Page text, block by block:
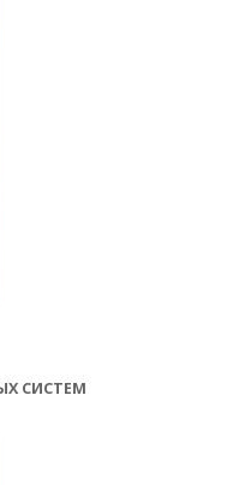
СИСТЕМ